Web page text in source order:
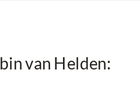
van Helden: